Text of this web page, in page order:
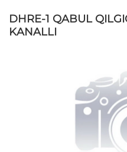
DHRE-1 QABUL
KANALLI